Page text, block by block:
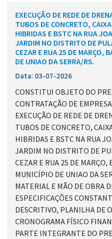
EXECUÇÃO DE REDE DE
TUBOS DE CONCRETO,
HIBRIDAS E BSTC NA RUA
JARDIM NO DISTRITO DE
CEZAR E RUA 25 DE MARÇO,
DE UNIAO DA SERRA/RS.
Data: 03-07-2026
CONSTITUI OBJETO DO
CONTRATAÇÃO DE
EXECUÇÃO DE REDE DE
TUBOS DE CONCRETO,
HIBRIDAS E BSTC NA RUA
JARDIM NO DISTRITO DE
CEZAR E RUA 25 DE MARÇO,
MUNICÍPIO DE UNIAO DA
MATERIAL E MÃO DE OBRA
ESPECIFICAÇÕES
DESCRITIVO, PLANILHA DE
CRONOGRAMA FÍSICO
PARTE INTEGRANTE DO